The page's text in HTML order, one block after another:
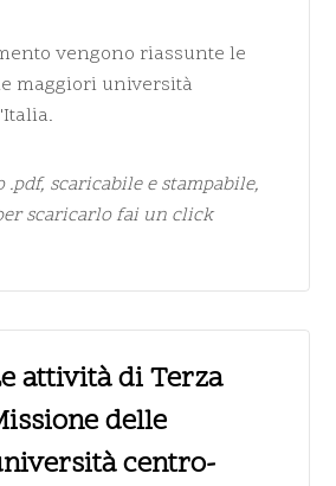
vengono riassunte le
maggiori università
.pdf, scaricabile e stampabile,
scaricarlo fai un click
attività di Terza
delle
centro-